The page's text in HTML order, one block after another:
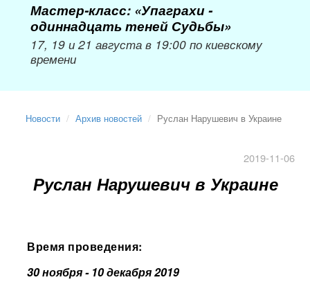
Мастер-класс: «Упаграхи -
одиннадцать теней Судьбы»
17, 19 и 21 августа в 19:00 по киевскому
времени
Новости Архив новостей Руслан Нарушевич в Украине
2019-11-06
Руслан Нарушевич в Украине
Время проведения:
30 ноября - 10 декабря 2019